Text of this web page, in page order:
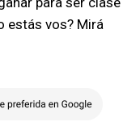
estás vos? Mirá